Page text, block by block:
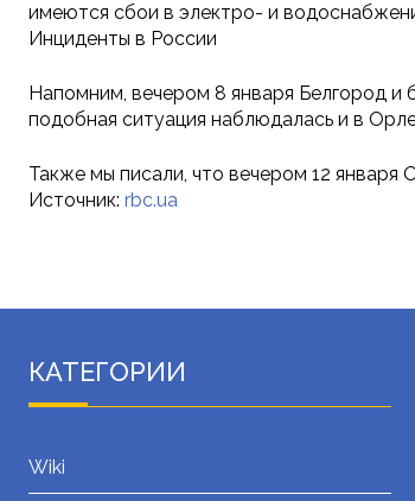
имеются сбои в электро- и
Инциденты в России
Напомним, вечером 8 января Белгород
подобная ситуация наблюдалась и в
Также мы писали, что вечером 12 января
Источник: rbc.ua
КАТЕГОРИИ
Wiki